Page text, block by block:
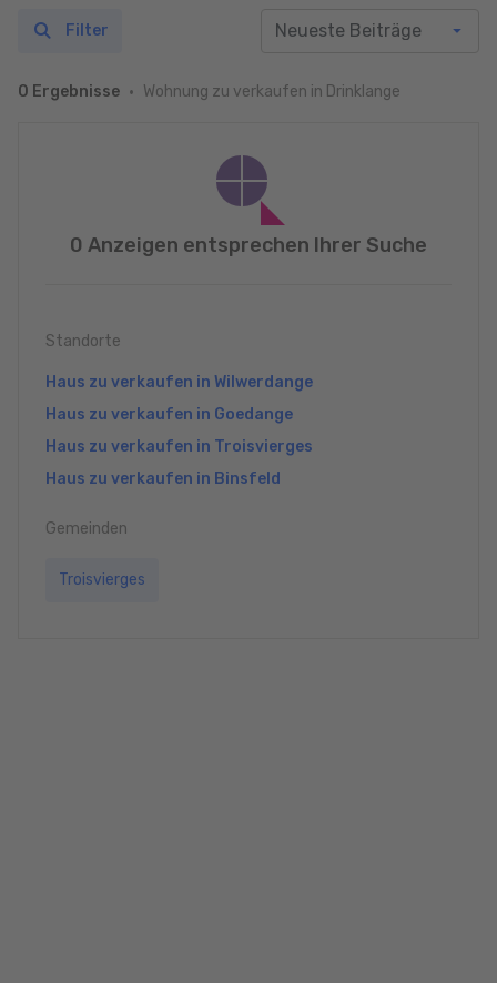
0 Ergebnisse Wohnung zu verkaufen in Drinklange
Filter
0 Anzeigen entsprechen Ihrer Suche
Standorte
Haus zu verkaufen in Wilwerdange
Haus zu verkaufen in Goedange
Haus zu verkaufen in Troisvierges
Haus zu verkaufen in Binsfeld
Gemeinden
Troisvierges